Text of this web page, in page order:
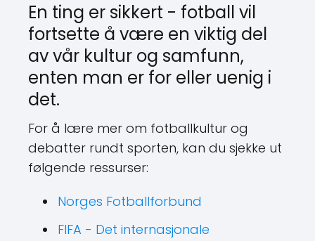
En ting er sikkert - fotball vil
fortsette å være en viktig del
av vår kultur og samfunn,
enten man er for eller uenig i
det.
For å lære mer om fotballkultur og
debatter rundt sporten, kan du sjekke ut
følgende ressurser:
Norges Fotballforbund
FIFA - Det internasjonale